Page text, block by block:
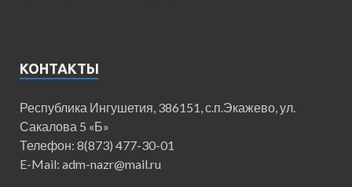
КОНТАКТЫ
Республика Ингушетия, 386151, с.п.Экажево, ул.
Сакалова 5 «Б»
Телефон: 8(873) 477-30-01
E-Mail: adm-nazr@mail.ru